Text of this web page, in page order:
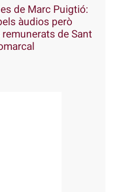
de Marc Puigtió:
àudios però
de Sant